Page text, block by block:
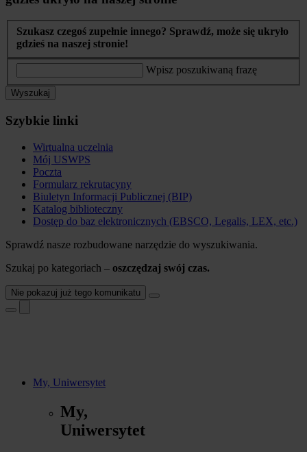
Szukasz czegoś zupełnie innego? Sprawdź, może się ukryło
gdzieś na naszej stronie!
Wpisz poszukiwaną frazę
Wyszukaj
Szybkie linki
Wirtualna uczelnia
Mój USWPS
Poczta
Formularz rekrutacyny
Biuletyn Informacji Publicznej (BIP)
Katalog biblioteczny
Dostęp do baz elektronicznych (EBSCO, Legalis, LEX, etc.)
Sprawdź nasze rozbudowane narzędzie do wyszukiwania.
Szukaj po kategoriach – oszczędzaj swój czas.
Nie pokazuj już tego komunikatu
My, Uniwersytet
My,
Uniwersytet